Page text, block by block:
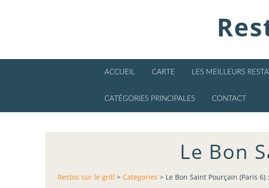
ACCUEIL CARTE LES MEILLEURS
CATÉGORIES PRINCIPALES CONTACT
Le Bon
Restos sur le grill > Categories > Le Bon Saint Pourçain (Paris